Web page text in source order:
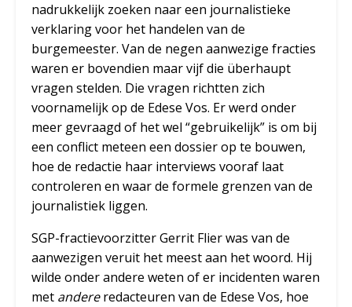
nadrukkelijk zoeken naar een journalistieke
verklaring voor het handelen van de
burgemeester. Van de negen aanwezige fracties
waren er bovendien maar vijf die überhaupt
vragen stelden. Die vragen richtten zich
voornamelijk op de Edese Vos. Er werd onder
meer gevraagd of het wel “gebruikelijk” is om bij
een conflict meteen een dossier op te bouwen,
hoe de redactie haar interviews vooraf laat
controleren en waar de formele grenzen van de
journalistiek liggen.
SGP-fractievoorzitter Gerrit Flier was van de
aanwezigen veruit het meest aan het woord. Hij
wilde onder andere weten of er incidenten waren
met andereredacteuren van de Edese Vos, hoe